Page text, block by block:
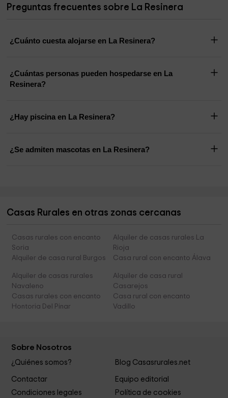
Preguntas frecuentes sobre La Resinera
¿Cuánto cuesta alojarse en La Resinera?
¿Cuántas personas pueden hospedarse en La
Resinera?
¿Hay piscina en La Resinera?
¿Se admiten mascotas en La Resinera?
Casas Rurales en otras zonas cercanas
Casas rurales con encanto
Soria
Alquiler de casas rurales La
Rioja
Alquiler de casa rural Burgos
Casa rural con encanto Álava
Alquiler de casas rurales
Navaleno
Alquiler de casa rural
Casarejos
Casas rurales con encanto
Hontoria Del Pinar
Casa rural con encanto
Vadillo
Sobre Nosotros
¿Quiénes somos? Blog Casasrurales.net
Contactar
Equipo editorial
Condiciones legales
Política de cookies